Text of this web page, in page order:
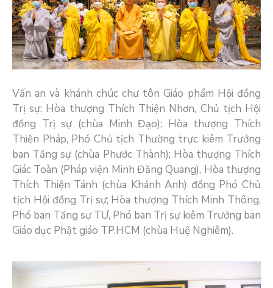
Vấn an và khánh chúc chư tôn Giáo phẩm Hội đồng
Trị sự: Hòa thượng Thích Thiện Nhơn, Chủ tịch Hội
đồng Trị sự (chùa Minh Đạo); Hòa thượng Thích
Thiện Pháp, Phó Chủ tịch Thường trực kiêm Trưởng
ban Tăng sự (chùa Phước Thành); Hòa thượng Thích
Giác Toàn (Pháp viện Minh Đăng Quang), Hòa thượng
Thích Thiện Tánh (chùa Khánh Anh) đồng Phó Chủ
tịch Hội đồng Trị sự; Hòa thượng Thích Minh Thông,
Phó ban Tăng sự TƯ, Phó ban Trị sự kiêm Trưởng ban
Giáo dục Phật giáo TP.HCM (chùa Huệ Nghiêm).